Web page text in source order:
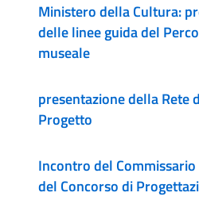
Ministero della Cultura:
delle linee guida del
museale
presentazione della Rete del Partner del
Progetto
Incontro del
del Concorso di